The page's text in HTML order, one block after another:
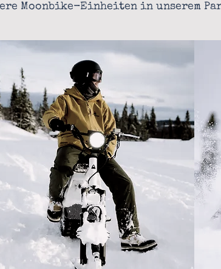
Moonbike-Einheiten in unserem